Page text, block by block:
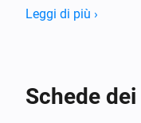
By using this app
Leggi di più ›
Schede